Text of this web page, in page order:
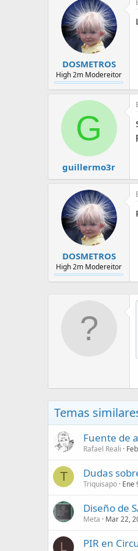
DOSMETROS
High 2m Modereitor
G
guillermo3r
DOSMETROS
High 2m Modereitor
Temas
Fuente de
Rafael Reali
T Dudas
Triquisapo Ene
Diseño de
Meta Mar 22,
L PIR en